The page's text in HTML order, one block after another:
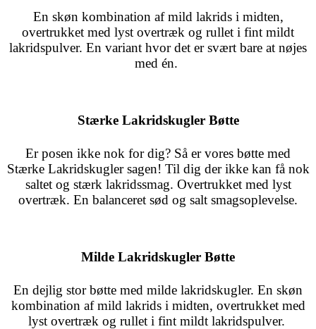
En skøn kombination af mild lakrids i midten,
overtrukket med lyst overtræk og rullet i fint mildt
lakridspulver. En variant hvor det er svært bare at nøjes
med én.
Stærke Lakridskugler Bøtte
Er posen ikke nok for dig? Så er vores bøtte med
Stærke Lakridskugler sagen! Til dig der ikke kan få nok
saltet og stærk lakridssmag. Overtrukket med lyst
overtræk. En balanceret sød og salt smagsoplevelse.
Milde Lakridskugler Bøtte
En dejlig stor bøtte med milde lakridskugler. En skøn
kombination af mild lakrids i midten, overtrukket med
lyst overtræk og rullet i fint mildt lakridspulver.